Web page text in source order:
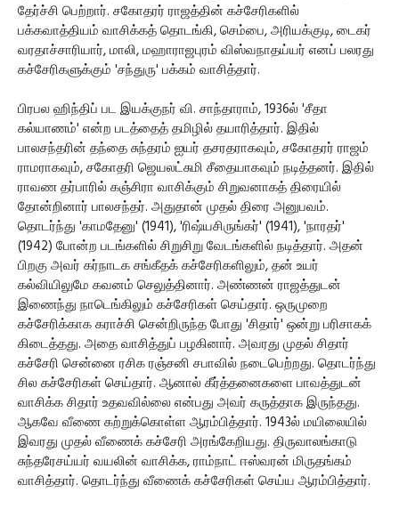
தேர்ச்சி பெற்றார். சகோதரர் ராஜத்தின் கச்சேரிகளில்
பக்கவாத்தியம் வாசிக்கத் தொடங்கி, செம்பை, அரியக்குடி, டைகர்
வரதாச்சாரியார், மாலி, மஹாராஜபுரம் விஸ்வநாதய்யர் எனப் பலரது
கச்சேரிகளுக்கும் 'சந்துரு' பக்கம் வாசித்தார்.
பிரபல ஹிந்திப் பட இயக்குநர் வி. சாந்தாராம், 1936ல் 'சீதா
கல்யாணம்' என்ற படத்தைத் தமிழில் தயாரித்தார். இதில்
பாலசந்தரின் தந்தை சுந்தரம் ஐயர் தசரதராகவும், சகோதரர் ராஜம்
ராமராகவும், சகோதரி ஜெயலட்சுமி சீதையாகவும் நடித்தனர். இதில்
ராவண தர்பாரில் கஞ்சிரா வாசிக்கும் சிறுவனாகத் திரையில்
தோன்றினார் பாலசந்தர். அதுதான் முதல் திரை அனுபவம்.
தொடர்ந்து 'காமதேனு' (1941), 'ரிஷ்யசிருங்கர்' (1941), 'நாரதர்'
(1942) போன்ற படங்களில் சிறுசிறு வேடங்களில் நடித்தார். அதன்
பிறகு அவர் கர்நாடக சங்கீதக் கச்சேரிகளிலும், தன் உயர்
கல்வியிலுமே கவனம் செலுத்தினார். அண்ணன் ராஜத்துடன்
இணைந்து நாடெங்கிலும் கச்சேரிகள் செய்தார். ஒருமுறை
கச்சேரிக்காக கராச்சி சென்றிருந்த போது 'சிதார்' ஒன்று பரிசாகக்
கிடைத்தது. அதை வாசித்துப் பழகினார். அவரது முதல் சிதார்
கச்சேரி சென்னை ரசிக ரஞ்சனி சபாவில் நடைபெற்றது. தொடர்ந்து
சில கச்சேரிகள் செய்தார். ஆனால் கீர்த்தனைகளை பாவத்துடன்
வாசிக்க சிதார் உதவவில்லை என்பது அவர் கருத்தாக இருந்தது.
ஆகவே வீணை கற்றுக்கொள்ள ஆரம்பித்தார். 1943ல் மயிலையில்
இவரது முதல் வீணைக் கச்சேரி அரங்கேறியது. திருவாலங்காடு
சுந்தரேசய்யர் வயலின் வாசிக்க, ராம்நாட் ஈஸ்வரன் மிருதங்கம்
வாசித்தார். தொடர்ந்து வீணைக் கச்சேரிகள் செய்ய ஆரம்பித்தார்.